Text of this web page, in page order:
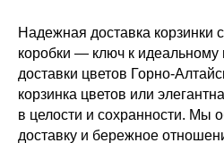
Надежная доставка корзинки
коробки — ключ к
доставки цветов Горно-
корзинка цветов или
в целости и сохранности. Мы
доставку и бережное